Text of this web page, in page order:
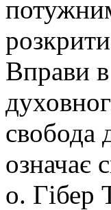
Вправи
свобода
означає
о. Гібер